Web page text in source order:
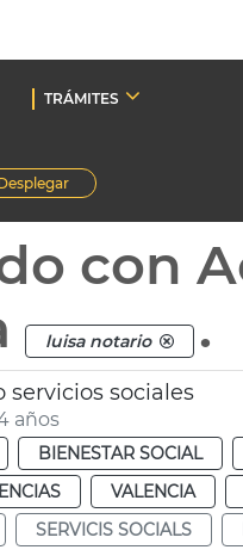
TRÁMITES
con
luisa notario .
servicios sociales
años
BIENESTAR SOCIAL
VALENCIA
SERVICIS SOCIALS